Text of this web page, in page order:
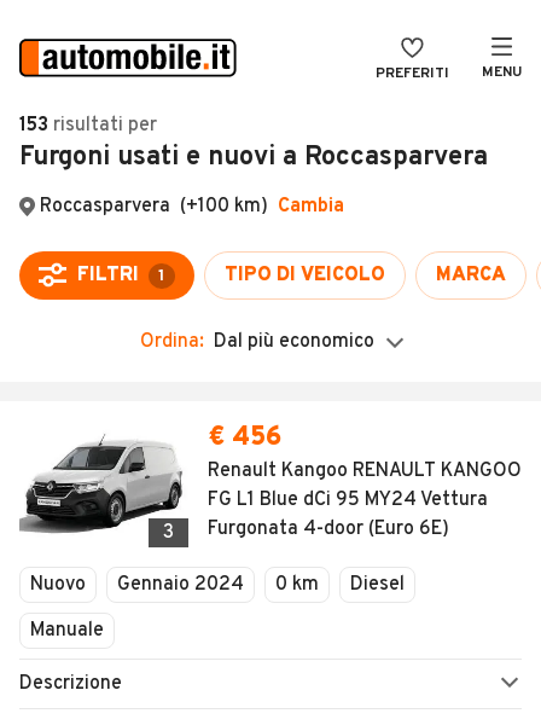
PREFERITI MENU
Auto
Auto usate
Auto Km 0
Auto Nuove
Noleggio a lungo termine
Moto
Camper
Veicoli Commerciali
Concessionari
VENDI
MAGAZINE
ACCEDI
153 risultati per
Furgoni usati e nuovi a Roccasparvera
Ordina: Dal più economico
3
€ 456
Renault Kangoo RENAULT KANGOO
FG L1 Blue dCi 95 MY24 Vettura
Furgonata 4-door (Euro 6E)
Nuovo Gennaio 2024 0 km
Diesel
Manuale
Descrizione